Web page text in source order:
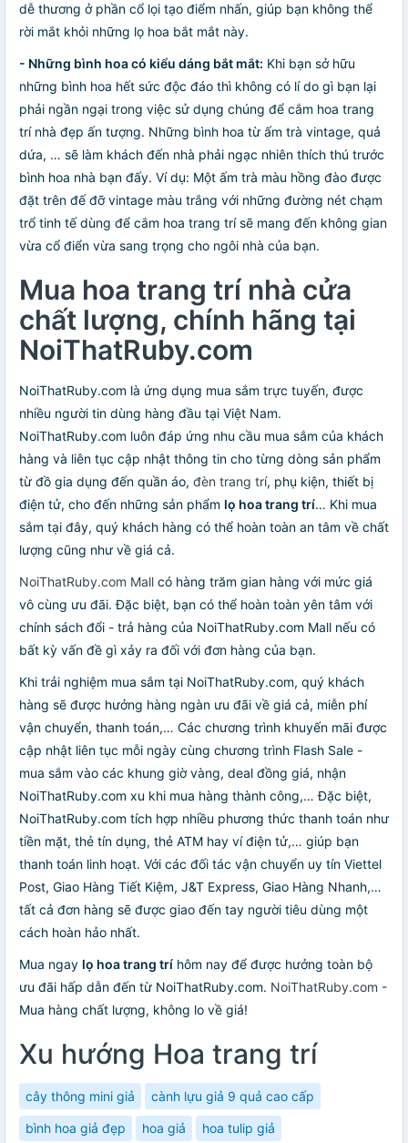
dễ thương ở phần cổ lọi tạo điểm nhấn, giúp bạn không thể
rời mắt khỏi những lọ hoa bắt mắt này.
- Những bình hoa có kiểu dáng bắt mắt: Khi bạn sở hữu
những bình hoa hết sức độc đáo thì không có lí do gì bạn lại
phải ngần ngại trong việc sử dụng chúng để cắm hoa trang
trí nhà đẹp ấn tượng. Những bình hoa từ ấm trà vintage, quả
dứa, … sẽ làm khách đến nhà phải ngạc nhiên thích thú trước
bình hoa nhà bạn đấy. Ví dụ: Một ấm trà màu hồng đào được
đặt trên đế đỡ vintage màu trắng với những đường nét chạm
trổ tinh tế dùng để cắm hoa trang trí sẽ mang đến không gian
vừa cổ điển vừa sang trọng cho ngôi nhà của bạn.
Mua hoa trang trí nhà cửa
chất lượng, chính hãng tại
NoiThatRuby.com
NoiThatRuby.com là ứng dụng mua sắm trực tuyến, được
nhiều người tin dùng hàng đầu tại Việt Nam.
NoiThatRuby.com luôn đáp ứng nhu cầu mua sắm của khách
hàng và liên tục cập nhật thông tin cho từng dòng sản phẩm
từ đồ gia dụng đến quần áo, đèn trang trí, phụ kiện, thiết bị
điện tử, cho đến những sản phẩm lọ hoa trang trí… Khi mua
sắm tại đây, quý khách hàng có thể hoàn toàn an tâm về chất
lượng cũng như về giá cả.
NoiThatRuby.com Mall có hàng trăm gian hàng với mức giá
vô cùng ưu đãi. Đặc biệt, bạn có thể hoàn toàn yên tâm với
chính sách đổi - trả hàng của NoiThatRuby.com Mall nếu có
bất kỳ vấn đề gì xảy ra đối với đơn hàng của bạn.
Khi trải nghiệm mua sắm tại NoiThatRuby.com, quý khách
hàng sẽ được hưởng hàng ngàn ưu đãi về giá cả, miễn phí
vận chuyển, thanh toán,… Các chương trình khuyến mãi được
cập nhật liên tục mỗi ngày cùng chương trình Flash Sale -
mua sắm vào các khung giờ vàng, deal đồng giá, nhận
NoiThatRuby.com xu khi mua hàng thành công,… Đặc biệt,
NoiThatRuby.com tích hợp nhiều phương thức thanh toán như
tiền mặt, thẻ tín dụng, thẻ ATM hay ví điện tử,… giúp bạn
thanh toán linh hoạt. Với các đối tác vận chuyển uy tín Viettel
Post, Giao Hàng Tiết Kiệm, J&T Express, Giao Hàng Nhanh,…
tất cả đơn hàng sẽ được giao đến tay người tiêu dùng một
cách hoàn hảo nhất.
Mua ngay lọ hoa trang trí hôm nay để được hưởng toàn bộ
ưu đãi hấp dẫn đến từ NoiThatRuby.com. NoiThatRuby.com -
Mua hàng chất lượng, không lo về giá!
Xu hướng Hoa trang trí
cây thông mini giả cành lựu giả 9 quả cao cấp
bình hoa giả đẹp hoa giả hoa tulip giả